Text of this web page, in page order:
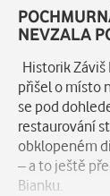
NEVZALA
Historik
přišel o místo
se pod
restaurování
obklopeném
– a to ještě
Bianku.